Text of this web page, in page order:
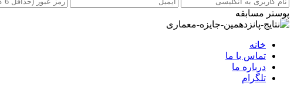
پوستر مسابقه
خانه
تماس با ما
درباره ما
تلگرام